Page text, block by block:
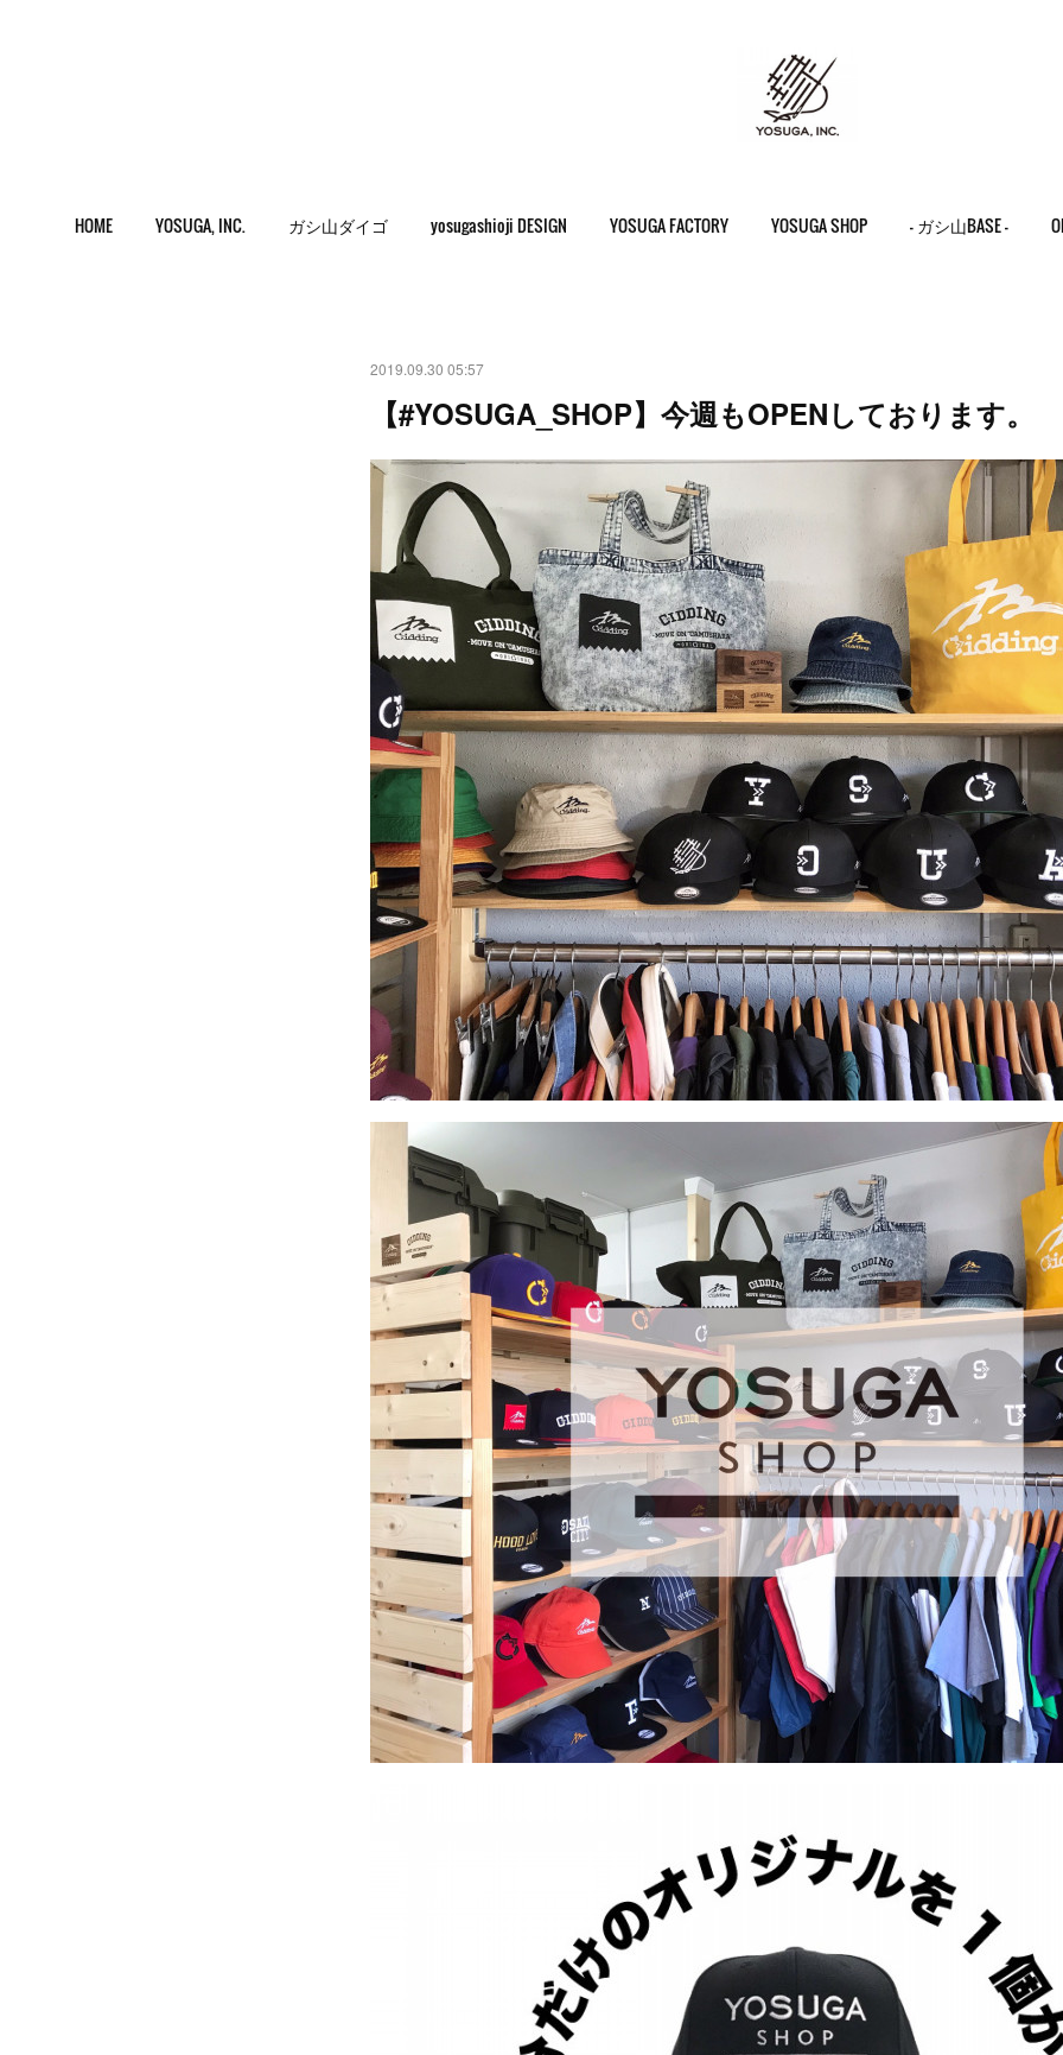
HOME YOSUGA, INC. ガシ山ダイゴ yosugashioji DESIGN YOSUGA FACTORY YOSUGA SHOP - ガシ山BASE -
2019.09.30 05:57
【#YOSUGA_SHOP】今週もOPENしております。